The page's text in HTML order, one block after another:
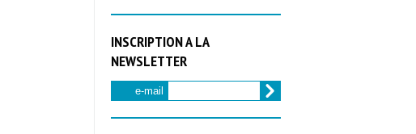
INSCRIPTION A LA
NEWSLETTER
e-mail